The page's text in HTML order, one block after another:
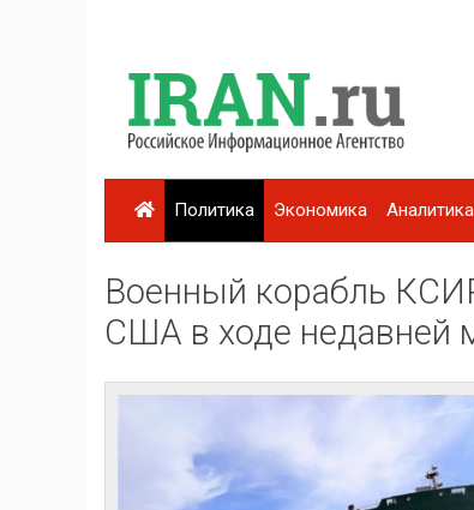
Политика Экономика Аналитика
Военный корабль
США в ходе недавней